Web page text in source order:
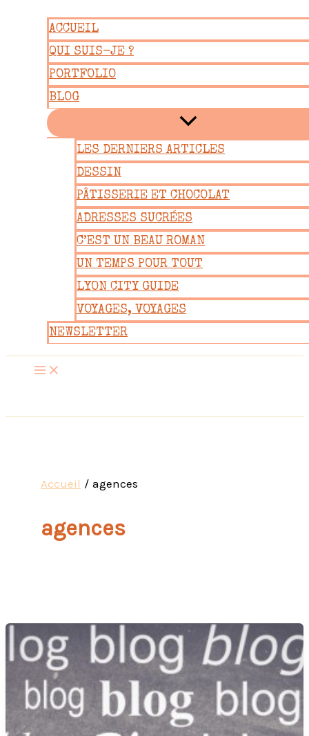
contenu
ACCUEIL
QUI SUIS-JE ?
PORTFOLIO
BLOG
LES DERNIERS ARTICLES
DESSIN
PÂTISSERIE ET CHOCOLAT
ADRESSES SUCRÉES
C’EST UN BEAU ROMAN
UN TEMPS POUR TOUT
LYON CITY GUIDE
VOYAGES, VOYAGES
NEWSLETTER
Accueil agences
agences